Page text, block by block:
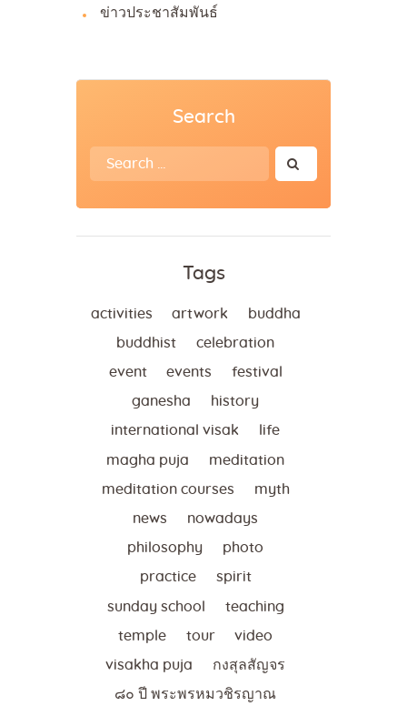
ข่าวประชาสัมพันธ์
Search
Search
for:
Tags
activities artwork buddha
buddhist celebration
event events festival
ganesha history
international visak life
magha puja meditation
meditation courses myth
news nowadays
philosophy photo
practice spirit
sunday school teaching
temple tour video
visakha puja กงสุลสัญจร
๘๐ ปี พระพรหมวชิรญาณ